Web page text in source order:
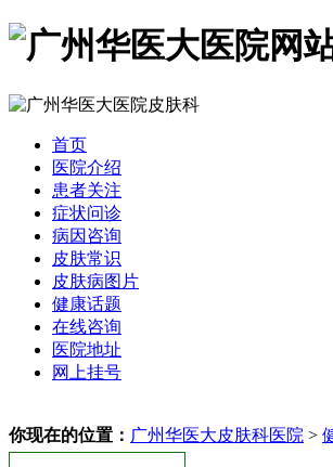
首页
医院介绍
患者关注
症状问诊
病因咨询
皮肤常识
皮肤病图片
健康话题
在线咨询
医院地址
网上挂号
你现在的位置： 广州华医大皮肤科医院 >